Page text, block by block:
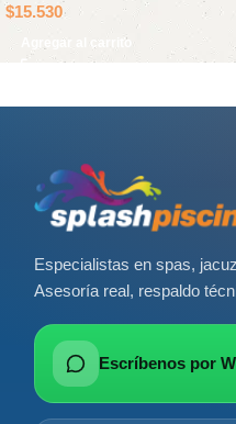
$15.530
Agregar al carrito
Especialistas en spas,
Asesoría real, respaldo
Escríbenos por